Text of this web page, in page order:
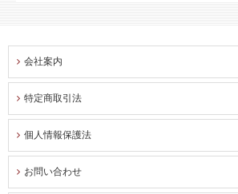
会社案内
特定商取引法
個人情報保護法
お問い合わせ